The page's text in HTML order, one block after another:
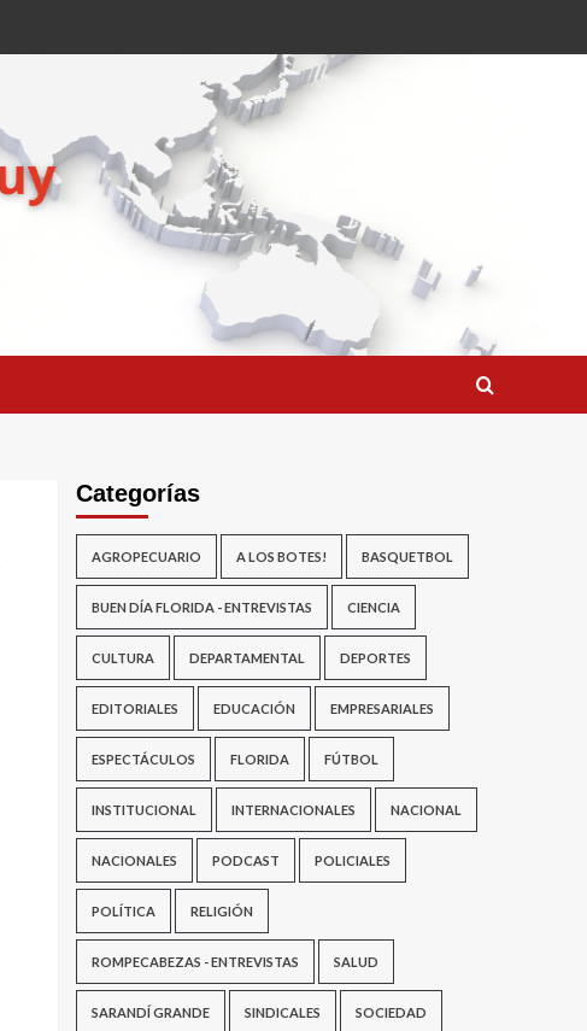
Categorías
AGROPECUARIO A LOS BOTES! BASQUETBOL
BUEN DÍA FLORIDA - ENTREVISTAS CIENCIA
CULTURA DEPARTAMENTAL DEPORTES
EDITORIALES EDUCACIÓN EMPRESARIALES
ESPECTÁCULOS FLORIDA FÚTBOL
INSTITUCIONAL INTERNACIONALES NACIONAL
NACIONALES PODCAST POLICIALES
POLÍTICA RELIGIÓN
ROMPECABEZAS - ENTREVISTAS SALUD
SARANDÍ GRANDE SINDICALES SOCIEDAD